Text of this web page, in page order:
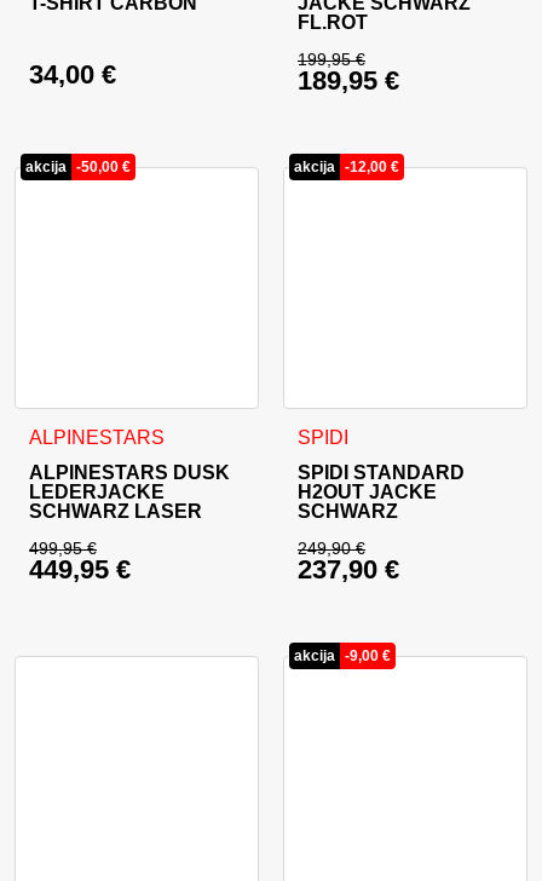
34,00 €
FL.ROT
199,95€
Ursprünglicher
189,95 €
akcija -50,00 €
ALPINESTARS
ALPINESTARS DUSK
LEDERJACKE
SCHWARZ LASER
499,95€
Ursprünglicher Preis war: 499,95 €
449,95 €
Dieses Produkt weist mehrere Varianten auf. Die Optionen
akcija -12,00 €
SPIDI
SPIDI STANDARD
H2OUT JACKE
SCHWARZ
249,90€
Ursprünglicher
237,90 €
Dieses Produkt weist
akcija -9,00 €